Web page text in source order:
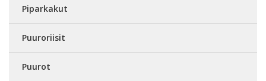
Piparkakut
Puuroriisit
Puurot